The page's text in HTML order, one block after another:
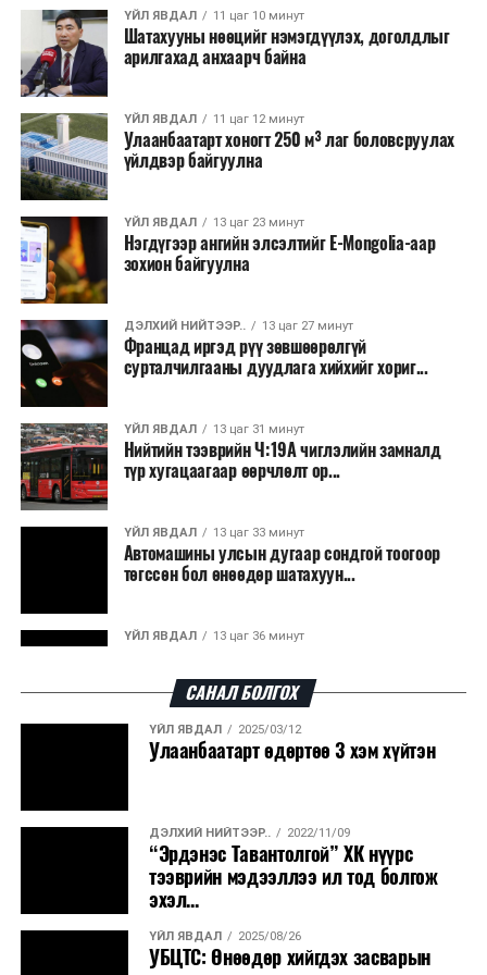
хэлбэрээр хэрэгжүүлэхээр тусгажээ.
Лаг хатаах, шатаах технологи нь бохир ус цэвэрлэх
байгууламжаас гардаг лагийг байгаль орчинд аюулгүй
аргаар боловсруулж, эзлэхүүнийг эрс бууруулах
зориулалттай. Лагийг өндөр температурт шатааснаар
эзлэхүүн нь 90 хүртэл хувиар буурч, бактери, вирус
болон бусад өвчин үүсгэгч бичил биетнийг устгах
боломжтой.
Түүнчлэн шаталтын явцад үүсэх дулааныг цахилгаан
болон дулааны эрчим хүч үйлдвэрлэхэд ашиглаж
болдог. Зарим технологийн хувьд шаталтын дараа
үлдэх үнснээс фосфор зэрэг ашигт эрдсийг сэргээн
авах боломжтой аж.
Япон, Герман, Швейцар, Нидерланд, Өмнөд Солонгос
зэрэг улс лаг хатаах, шатаах технологийг ашиглаж
байна. Тухайлбал, Германд лаг шатаах үйлдвэрээс
гарсан үнснээс фосфор сэргээн авах технологи
ашигладаг бол Нидерландад төвлөрсөн лаг
боловсруулах үйлдвэрүүдээр дулаан, цахилгаан
эрчим хүч үйлдвэрлэдэг.
Ийнхүү лаг хатаах, шатаах технологийг лагийн
үйлдвэрлэх, нөөцийг дахин ашиглах чиглэлээр олон
улсад өргөн ашиглаж байна.
ҮЙЛ ЯВДАЛ 11 цаг 10 минут
Шатахууны нөөцийг нэмэгдүүлэх, доголдлыг
арилгахад анхаарч байна
ҮЙЛ ЯВДАЛ 11 цаг 12 минут
Улаанбаатарт хоногт 250 м³ лаг боловсруулах
үйлдвэр байгуулна
ҮЙЛ ЯВДАЛ 13 цаг 23 минут
Нэгдүгээр ангийн элсэлтийг E-Mongolia-аар
зохион байгуулна
ДЭЛХИЙ НИЙТЭЭР.. 13 цаг 27 минут
Францад иргэд рүү зөвшөөрөлгүй
сурталчилгааны дуудлага хийхийг хориг...
ҮЙЛ ЯВДАЛ 13 цаг 31 минут
Нийтийн тээврийн Ч:19А чиглэлийн замналд
түр хугацаагаар өөрчлөлт ор...
ҮЙЛ ЯВДАЛ 13 цаг 33 минут
Автомашины улсын дугаар сондгой тоогоор
төгссөн бол өнөөдөр шатахуун...
ҮЙЛ ЯВДАЛ 13 цаг 36 минут
ДЭЛХИЙ НИЙТЭЭР..
“Уралдронзавод” компанийн ерөнхий
ҮЙЛ ЯВДАЛ 2026/08/06
Сүхбаатар боомтоор тав хоногт 10 мянга гаруй
тонн АИ-92 автобензин и...
ДЭЛХИЙ НИЙТЭЭР..
Вашингтон мужийн ой хээрийн түймрийг
САНАЛ БОЛГОХ
ҮЙЛ ЯВДАЛ 2025/03/12
Улаанбаатарт өдөртөө 3 хэм хүйтэн
ДЭЛХИЙ НИЙТЭЭР.. 2022/11/09
“Эрдэнэс Тавантолгой” ХК нүүрс
тээврийн мэдээллээ ил тод болгож
эхэл...
ҮЙЛ ЯВДАЛ 2025/08/26
УБЦТС: Өнөөдөр хийгдэх засварын